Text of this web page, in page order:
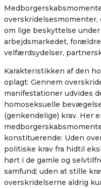
overskridelsesmomenter,
om lige beskyttelse
arbejdsmarkedet,
velfærdsydelser,
Karakteristikken af den
oplagt: Gennem
manifestationer udvides
homoseksuelle
(genkendelige) krav. Her
konstituerende: Uden
politiske krav fra hidtil
hørt i de gamle og
samfund; uden at stille
overskridelserne aldrig